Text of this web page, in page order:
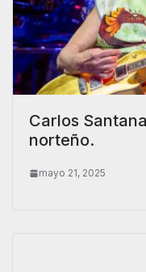
Carlos
norteño.
mayo 21, 2025